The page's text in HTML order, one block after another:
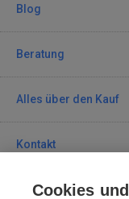
Blog
Beratung
Alles über den Kauf
Kontakt
Cookies